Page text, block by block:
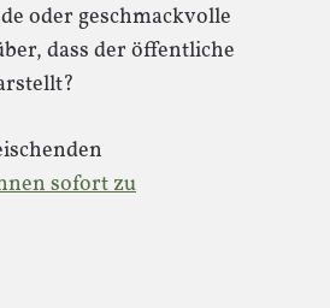
oder geschmackvolle
dass der öffentliche
sofort zu